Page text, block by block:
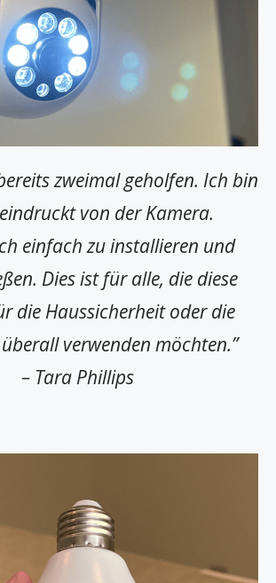
zweimal geholfen. Ich bin
von der Kamera.
einfach zu installieren und
Dies ist für alle, die diese
die Haussicherheit oder die
verwenden möchten.”
– Tara Phillips